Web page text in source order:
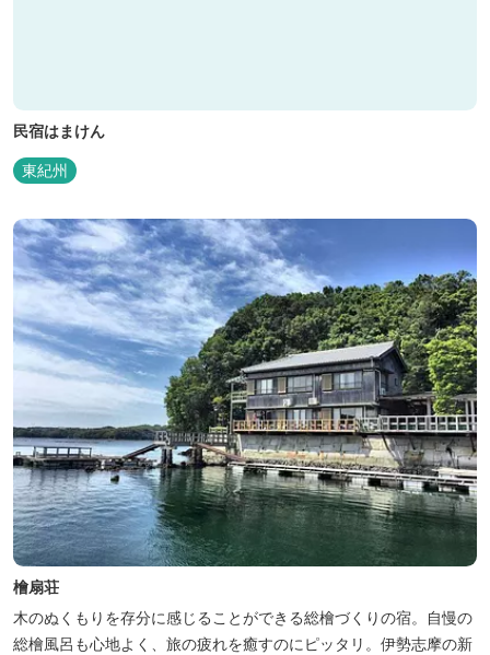
民宿はまけん
東紀州
檜扇荘
木のぬくもりを存分に感じることができる総檜づくりの宿。自慢の
総檜風呂も心地よく、旅の疲れを癒すのにピッタリ。伊勢志摩の新